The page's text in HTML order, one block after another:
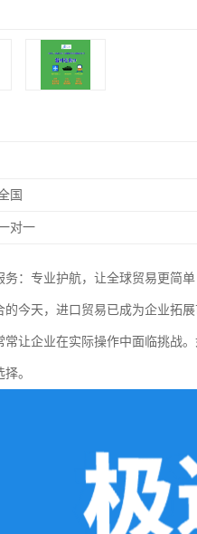
国
对一
务：专业护航，让全球贸易更简单
的今天，进口贸易已成为企业拓
常让企业在实际操作中面临挑战
。